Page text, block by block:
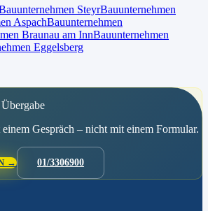
SteyrBauunternehmen
AspachBauunternehmen
Braunau am InnBauunternehmen
Eggelsberg
Gespräch – nicht mit einem Formular.
→ 01/3306900